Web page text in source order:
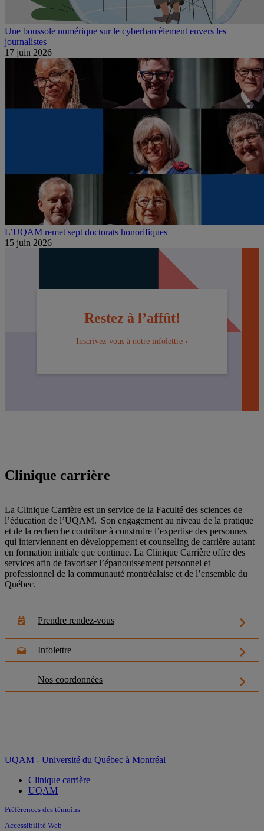
Une boussole numérique sur le cyberharcèlement envers les
journalistes
17 juin 2026
L’UQAM remet sept doctorats honorifiques
15 juin 2026
Restez à l’affût!
Inscrivez-vous à notre infolettre ›
Clinique carrière
La Clinique Carrière est un service de la Faculté des sciences de
l’éducation de l’UQAM. Son engagement au niveau de la pratique
et de la recherche contribue à construire l’expertise des personnes
qui interviennent en développement et counseling de carrière autant
en formation initiale que continue. La Clinique Carrière offre des
services afin de favoriser l’épanouissement personnel et
professionnel de la communauté montréalaise et de l’ensemble du
Québec.
Prendre rendez-vous
Infolettre
Nos coordonnées
UQAM - Université du Québec à Montréal
Clinique carrière
UQAM
Préférences des témoins
Accessibilité Web